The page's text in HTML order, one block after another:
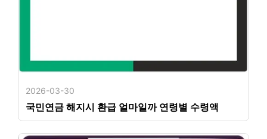
2026-03-30
국민연금 해지시 환급 얼마일까 연령별 수령액